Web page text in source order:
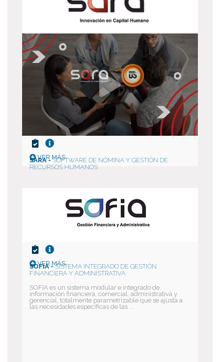
VER MÁS
SARA -SOFTWARE DE NÓMINA Y GESTIÓN DE
RECURSOS HUMANOS
VER MÁS
SOFIA -SISTEMA INTEGRADO DE GESTIÓN
FINANCIERA Y ADMINISTRATIVA
SOFIA es un sistema modular e integrado de
información financiera, comercial, administrativa y
gerencial, totalmente parametrizable que se ajusta a
las necesidades específicas de las ...